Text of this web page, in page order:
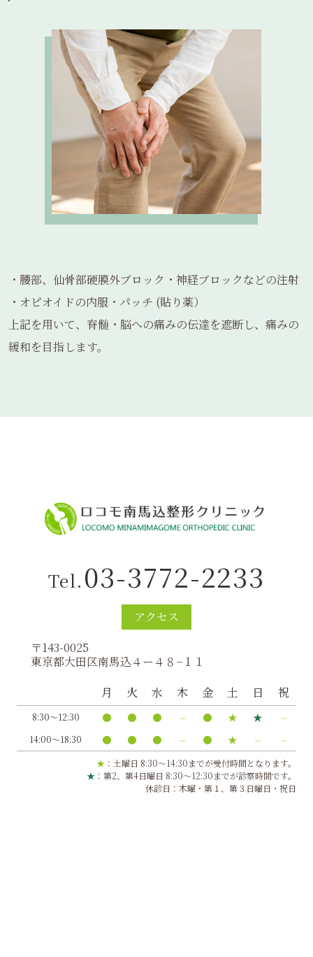
・腰部、仙骨部硬膜外ブロック・神経ブロックなどの注射
・オピオイドの内服・パッチ (貼り薬）
上記を用いて、脊髄・脳への痛みの伝達を遮断し、痛みの
緩和を目指します。
Tel.03-3772-2233
アクセス
〒143-0025
東京都大田区南馬込４ー４８−１１
月
火 水 木 金 土 日 祝
8:30～12:30 ● ● ● ⏤ ● ★ ★ ⏤
14:00～18:30 ● ● ● ⏤ ● ★ ⏤ ⏤
★ ：土曜日 8:30～14:30までが受付時間となります。
★ ：第2、第4日曜日 8:30～12:30までが診察時間です。
休診日：木曜・第１、第３日曜日・祝日